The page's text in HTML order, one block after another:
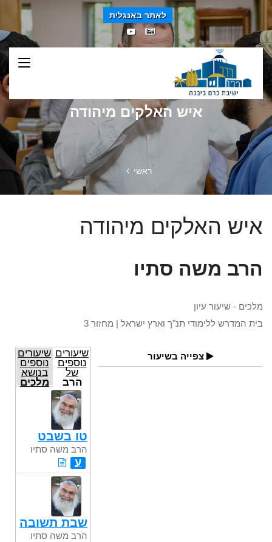
לאתר באנגלית
איש האלקים מיהודה
ראשי
איש האלקים מיהודה
הרב משה סתיו
מלכים - שיעור עיון
בית המדרש ללימודי תנ"ך וארץ ישראל | מחזור 3
צפייה בשיעור
שיעורים
נוספים
של
הרב
משה
סתיו
שיעורים
נוספים
בנושא
מלכים
טו בשבט
הרב משה סתיו
ע
שבת תשובה
הרב משה סתיו